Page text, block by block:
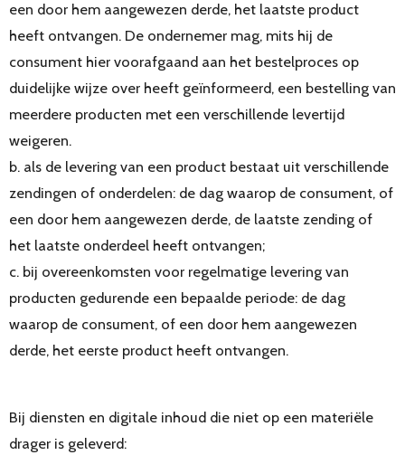
een door hem aangewezen derde, het laatste product
heeft ontvangen. De ondernemer mag, mits hij de
consument hier voorafgaand aan het bestelproces op
duidelijke wijze over heeft geïnformeerd, een bestelling van
meerdere producten met een verschillende levertijd
weigeren.
b. als de levering van een product bestaat uit verschillende
zendingen of onderdelen: de dag waarop de consument, of
een door hem aangewezen derde, de laatste zending of
het laatste onderdeel heeft ontvangen;
c. bij overeenkomsten voor regelmatige levering van
producten gedurende een bepaalde periode: de dag
waarop de consument, of een door hem aangewezen
derde, het eerste product heeft ontvangen.
Bij diensten en digitale inhoud die niet op een materiële
drager is geleverd: